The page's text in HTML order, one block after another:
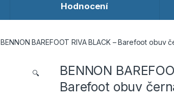
Hodnocení
BENNON BAREFOOT RIVA BLACK – Barefoot obuv
🔍
BENNON
Barefoot obuv